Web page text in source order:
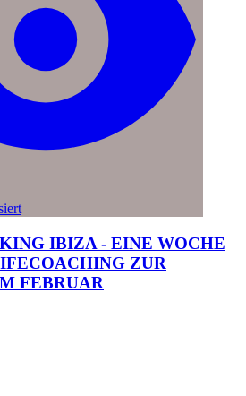
IBIZA - EINE WOCHE
ZUR
FEBRUAR